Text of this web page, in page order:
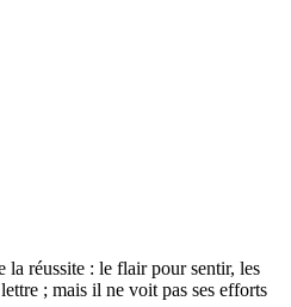
la réussite : le flair pour sentir, les
; mais il ne voit pas ses efforts